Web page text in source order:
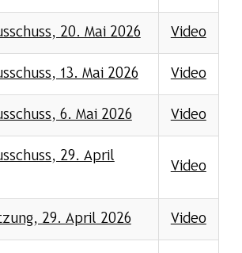
20. Mai 2026 Video
13. Mai 2026 Video
6. Mai 2026 Video
29. April
Video
29. April 2026 Video